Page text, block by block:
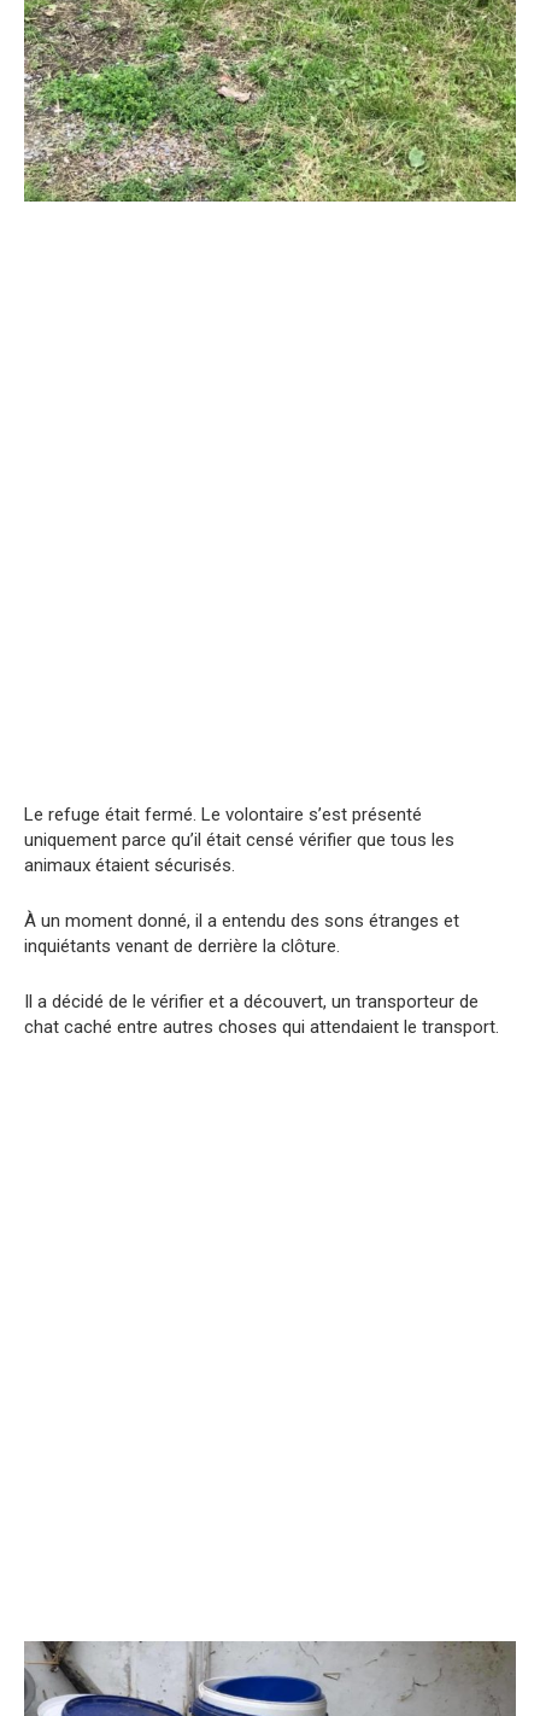
Le refuge était fermé. Le volontaire s’est présenté
uniquement parce qu’il était censé vérifier que tous les
animaux étaient sécurisés.
À un moment donné, il a entendu des sons étranges et
inquiétants venant de derrière la clôture.
Il a décidé de le vérifier et a découvert, un transporteur de
chat caché entre autres choses qui attendaient le transport.